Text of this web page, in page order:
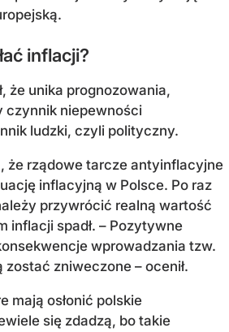
inflacji?
że unika prognozowania,
czynnik niepewności
ludzki, czyli polityczny.
że rządowe tarcze antyinflacyjne
inflacyjną w Polsce. Po raz
przywrócić realną wartość
inflacji spadł. – Pozytywne
wprowadzania tzw.
zostać zniweczone – ocenił.
mają osłonić polskie
się zdadzą, bo takie